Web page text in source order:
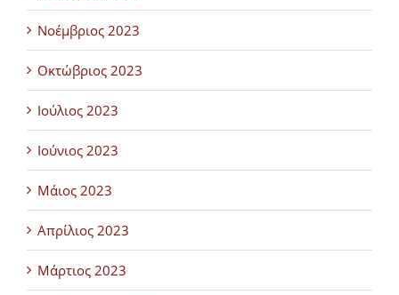
Νοέμβριος 2023
Οκτώβριος 2023
Ιούλιος 2023
Ιούνιος 2023
Μάιος 2023
Απρίλιος 2023
Μάρτιος 2023